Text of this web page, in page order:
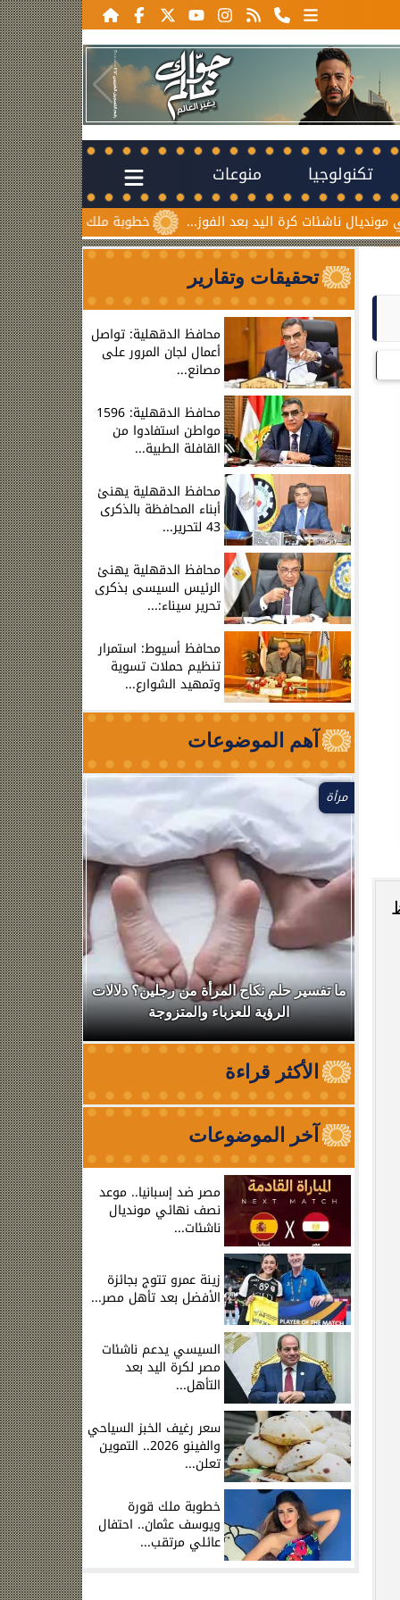
تكنولوجيا منوعات
خطوبة ملك قورة ويوسف عثمان.. كرة اليد بعد الفوز...
تحقيقات وتقارير
محافظ الدقهلية: تواصل
أعمال لجان المرور على
مصانع...
محافظ الدقهلية: 1596
مواطن استفادوا من
القافلة الطبية...
محافظ الدقهلية يهنئ
أبناء المحافظة بالذكرى
43 لتحرير...
محافظ الدقهلية يهنئ
الرئيس السيسى بذكرى
تحرير سيناء:...
محافظ أسيوط: استمرار
تنظيم حملات تسوية
وتمهيد الشوارع...
آهم الموضوعات
مرأة
ما تفسير حلم نكاح المرأة من رجلين؟ دلالات
الرؤية للعزباء والمتزوجة
نقابة
من
الأكثر قراءة
آخر الموضوعات
مصر ضد إسبانيا.. موعد
نصف نهائي مونديال
ناشئات...
زينة عمرو تتوج بجائزة
الأفضل بعد تأهل مصر...
السيسي يدعم ناشئات
مصر لكرة اليد بعد
التأهل...
سعر رغيف الخبز السياحي
والفينو 2026.. التموين
تعلن...
خطوبة ملك قورة
ويوسف عثمان.. احتفال
عائلي مرتقب...